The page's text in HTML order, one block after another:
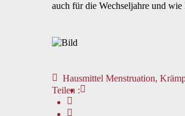
auch für die Wechseljahre und wie
Hausmittel Menstruation,
Teilen :